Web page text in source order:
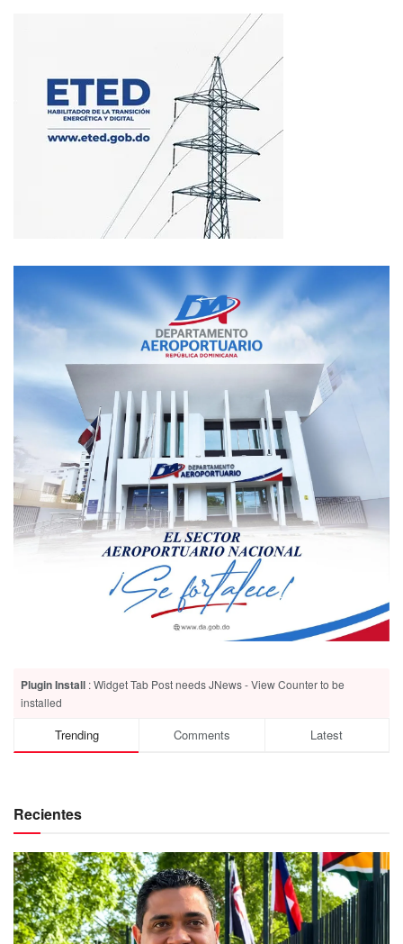
Plugin Install : Widget Tab Post needs JNews - View Counter to be
installed
Trending Comments Latest
Recientes